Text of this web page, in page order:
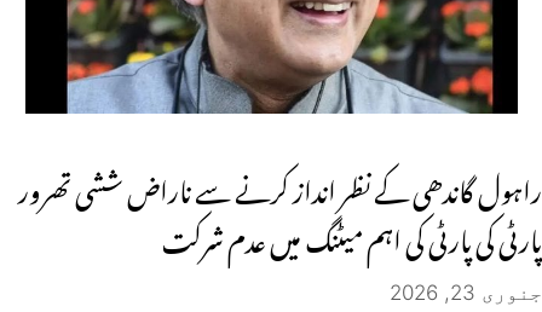
راہول گاندھی کے نظر انداز کرنے سے ناراض ششی تھرور
پارٹی کی پارٹی کی اہم میٹنگ میں عدم شرکت
جنوری 23, 2026